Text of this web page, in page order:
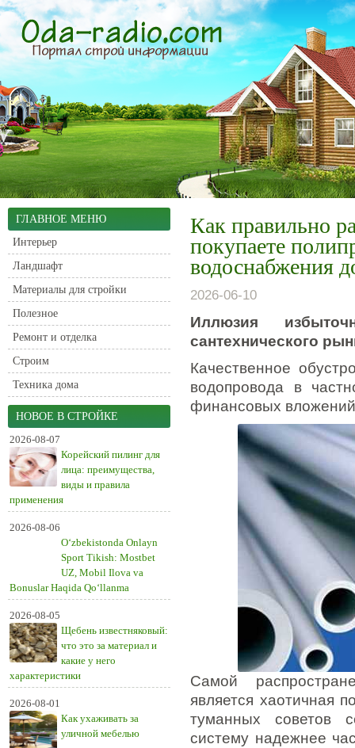
ГЛАВНОЕ МЕНЮ
Интерьер
Ландшафт
Материалы для стройки
Полезное
Ремонт и отделка
Строим
Техника дома
НОВОЕ В СТРОЙКЕ
2026-08-07
Корейский пилинг для
лица: преимущества,
виды и правила
применения
2026-08-06
O‘zbekistonda Onlayn
Sport Tikish: Mostbet
UZ, Mobil Ilova va
Bonuslar Haqida Qo‘llanma
2026-08-05
Щебень известняковый:
что это за материал и
какие у него
характеристики
2026-08-01
Как ухаживать за
уличной мебелью
Как правильно
покупаете
водоснабжения
2026-06-10
Иллюзия
сантехнического
Качественное
водопровода в
финансовых
Самой
является хаотичная
туманных советов
систему надежнее